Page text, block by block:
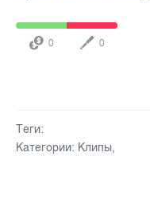
0 0
Теги:
Категории: Клипы,